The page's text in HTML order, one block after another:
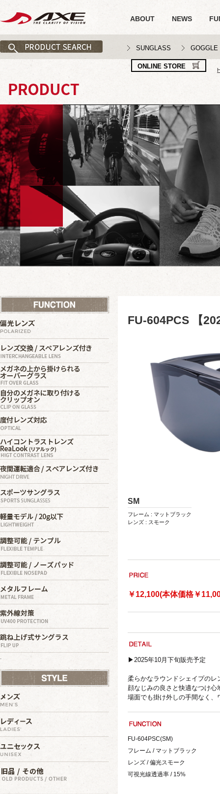
ABOUT NEWS
SUNGLASS GOGGLE
ONLINE STORE
.
FU-604PCS 【
SM
フレーム : マットブラック
レンズ : スモーク
￥12,100(本体価格￥
▶2025年10月下旬販売予定
柔らかなラウンドシェイプの
顔なじみの良さと快適なつけ
場面でも掛け外しの手間なく
FU-604PSC(SM)
フレーム / マットブラック
レンズ / 偏光スモーク
可視光線透過率 / 15%